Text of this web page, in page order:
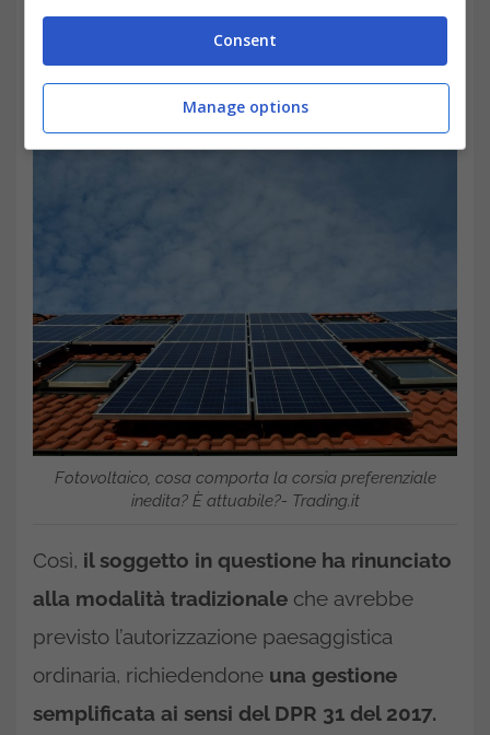
giurisprudenza entra in gioco consolida
degli elementi e delle possibilità di
risoluzione anche per altri contesti simili.
Fotovoltaico, cosa comporta la corsia preferenziale
inedita? È attuabile?- Trading.it
Così, il soggetto in questione ha rinunciato
alla modalità tradizionale che avrebbe
previsto l’autorizzazione paesaggistica
ordinaria, richiedendone una gestione
semplificata ai sensi del DPR 31 del 2017.
Consent
Manage options